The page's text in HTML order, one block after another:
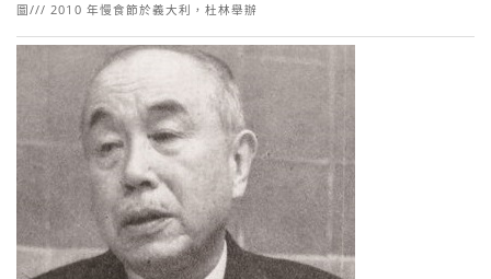
圖/// 2010 年慢食節於義大利，杜林舉辦